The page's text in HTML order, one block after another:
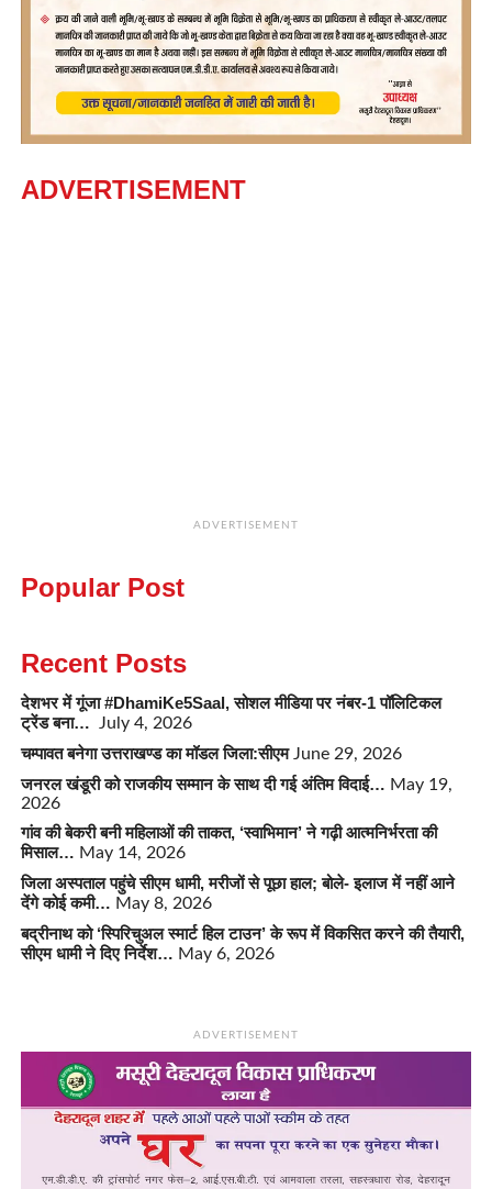
ADVERTISEMENT
ADVERTISEMENT
Popular Post
Recent Posts
देशभर में गूंजा #DhamiKe5Saal, सोशल मीडिया पर नंबर-1 पॉलिटिकल
ट्रेंड बना…
July 4, 2026
चम्पावत बनेगा उत्तराखण्ड का मॉडल जिला:सीएम June 29, 2026
जनरल खंडूरी को राजकीय सम्मान के साथ दी गई अंतिम विदाई… May 19,
2026
गांव की बेकरी बनी महिलाओं की ताकत, ‘स्वाभिमान’ ने गढ़ी आत्मनिर्भरता की
मिसाल… May 14, 2026
जिला अस्पताल पहुंचे सीएम धामी, मरीजों से पूछा हाल; बोले- इलाज में नहीं आने
देंगे कोई कमी… May 8, 2026
बद्रीनाथ को ‘स्पिरिचुअल स्मार्ट हिल टाउन’ के रूप में विकसित करने की तैयारी,
सीएम धामी ने दिए निर्देश… May 6, 2026
ADVERTISEMENT